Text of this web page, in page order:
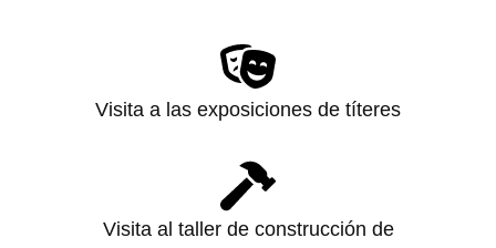
Visita a las exposiciones de títeres
Visita al taller de construcción de